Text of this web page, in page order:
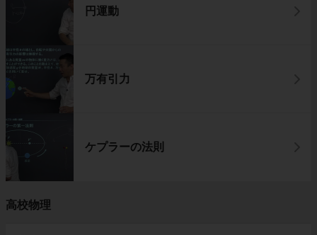
円運動
万有引力
ケプラーの法則
高校物理